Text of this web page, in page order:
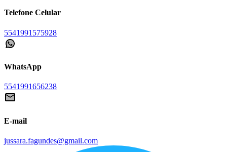
Telefone Celular
5541991575928
WhatsApp
5541991656238
E-mail
jussara.fagundes@gmail.com